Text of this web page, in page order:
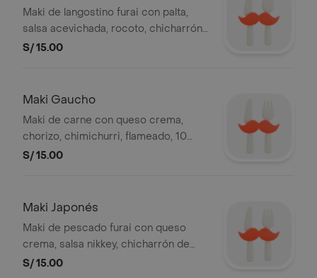
Maki de langostino furai con palta,
salsa acevichada, rocoto, chicharrón
de pescado, 10 cortes
S/ 15.00
Maki Gaucho
Maki de carne con queso crema,
chorizo, chimichurri, flameado, 10
cortes
S/ 15.00
Maki Japonés
Maki de pescado furai con queso
crema, salsa nikkey, chicharrón de
pescado, cebolla china, 10 cortes
S/ 15.00